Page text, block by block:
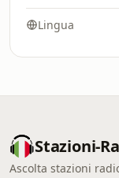
Lingua
Stazioni-
Ascolta stazioni